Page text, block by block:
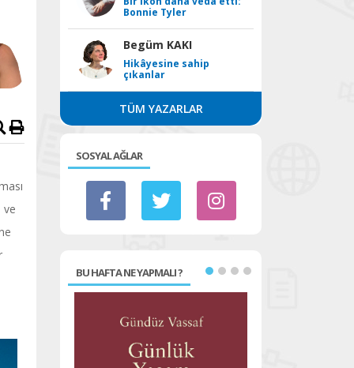
ve
Bonnie Tyler
Begüm KAKI
Hikâyesine sahip
çıkanlar
TÜM YAZARLAR
SOSYAL AĞLAR
BU HAFTA NE YAPMALI ?